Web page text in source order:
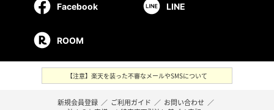
Facebook LINE
ROOM
【注意】楽天を装った不審なメールやSMSについて
新規会員登録 ／ ご利用ガイド ／ お問い合わせ ／